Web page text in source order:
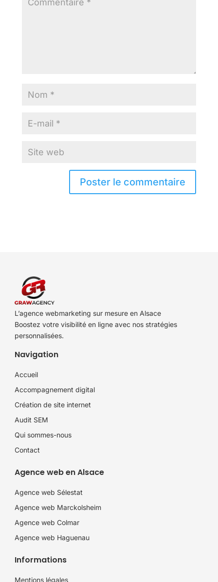
L’agence webmarketing sur mesure en Alsace
Boostez votre visibilité en ligne avec nos stratégies
personnalisées.
Navigation
Accueil
Accompagnement digital
Création de site internet
Audit SEM
Qui sommes-nous
Contact
Agence web en Alsace
Agence web Sélestat
Agence web Marckolsheim
Agence web Colmar
Agence web Haguenau
Informations
Mentions légales